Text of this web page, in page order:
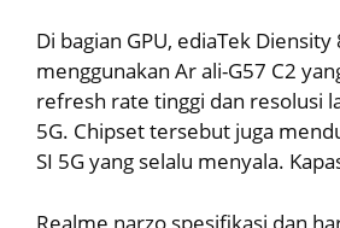
Di bagian GPU, ediaTek Diensity
menggunakan Ar ali-G57 C2
refresh rate tinggi dan resolusi
5G. Chipset tersebut juga
SI 5G yang selalu menyala.
Realme narzo spesifikasi dan